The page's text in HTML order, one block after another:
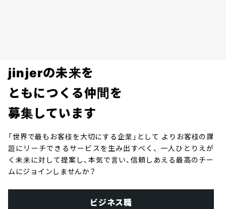
jinjerの未来を
ともにつくる仲間を
募集しています
「世界で最もお客様を大切にする企業」として よりお客様の課
題にリーチできるサービスを生み出すべく、 一人ひとりえが
く未来に対して提案し、本気で言い、信頼しあえる最高のチー
ムにジョインしませんか？
ビジネス職